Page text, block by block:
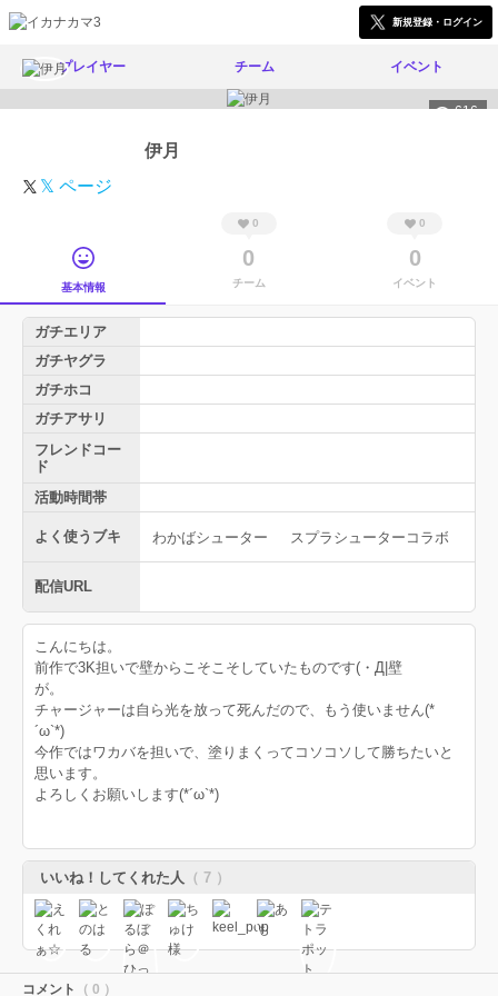
新規登録・ログイン
プレイヤー チーム イベント
616
伊月
𝕏 ページ
基本情報
0
0
チーム
0
0
イベント
ガチエリア
ガチヤグラ
ガチホコ
ガチアサリ
フレンドコー
ド
活動時間帯
よく使うブキ わかばシューター スプラシューターコラボ
配信URL
こんにちは。
前作で3K担いで壁からこそこそしていたものです(・Д|壁
が。
チャージャーは自ら光を放って死んだので、もう使いません(*
´ω`*)
今作ではワカバを担いで、塗りまくってコソコソして勝ちたいと
思います。
よろしくお願いします(*´ω`*)
いいね！してくれた人 （ 7 ）
コメント （ 0 ）